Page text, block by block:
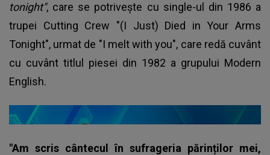
tonight", care se potrivește cu single-ul din 1986 a
trupei Cutting Crew "(I Just) Died in Your Arms
Tonight", urmat de "I melt with you", care redă cuvânt
cu cuvânt titlul piesei din 1982 a grupului Modern
English.
"Am scris cântecul în sufrageria părinților mei,